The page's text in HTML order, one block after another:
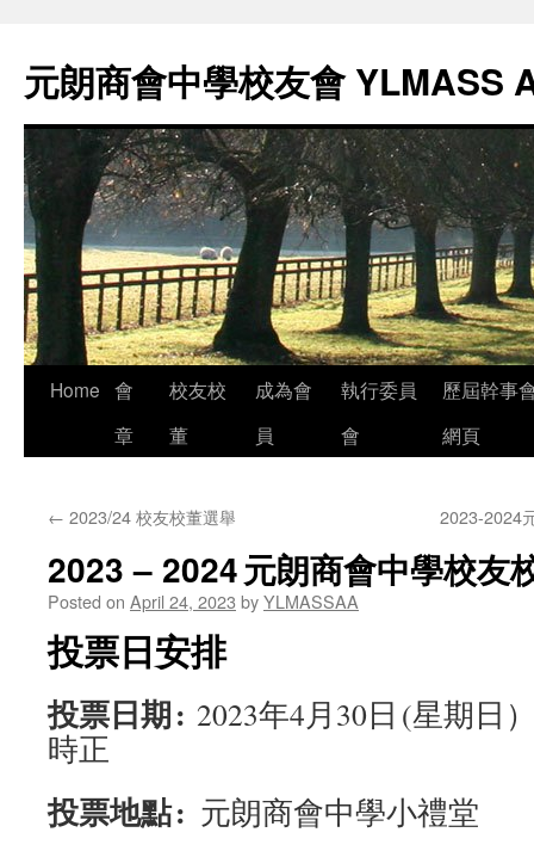
元朗商會中學校友會 YLMASS
Skip
Home 會
章
校友校
董
成為會
員
執行委員
會
歷屆幹事
網頁
← 2023/24 校友校董選舉 2023-2024
2023 – 2024 元朗商會中學校友
Posted on April 24, 2023 byYLMASSAA
投票日安排
投票日期 : 2023年4月30日 (星期日
時正
投票地點 : 元朗商會中學小禮堂